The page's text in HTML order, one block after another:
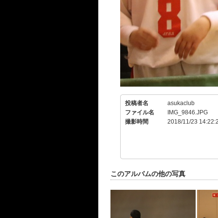
投稿者名
asukaclub
ファイル名
IMG_9846.JPG
撮影時間
2018/11/23
このアルバムの他の写真